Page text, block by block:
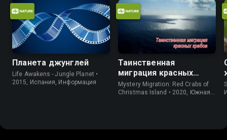
Планета джунглей
Life Awakens - Jungle Planet •
2015, Испания, Информация
Таинственная
миграция красных
крабов
Mystery Migration: Red Crabs of
Christmas Island • 2020, Южная